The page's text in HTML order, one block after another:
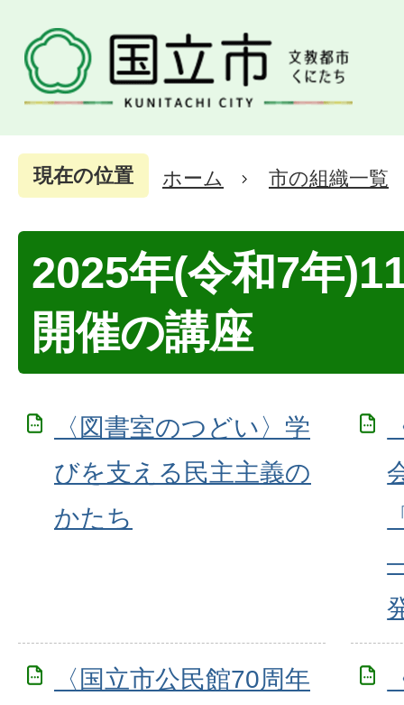
現在の位置 ホーム 市の組織一覧
2025年(令和7年
開催の講座
〈図書室のつどい〉学
びを支える民主主義の
かたち
〈国立市公民館70周年